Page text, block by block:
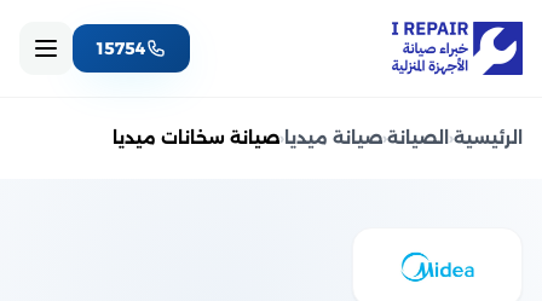
15754
الرئيسية‹ الصيانة‹صيانة ميديا‹صيانة سخانات ميديا